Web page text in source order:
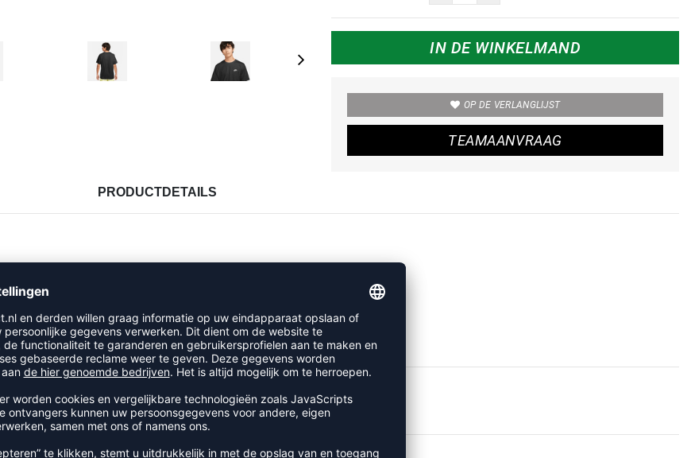
IN DE WINKELMAND
OP DE VERLANGLIJST
TEAMAANVRAAG
PRODUCTDETAILS
RECENT BEKEKEN